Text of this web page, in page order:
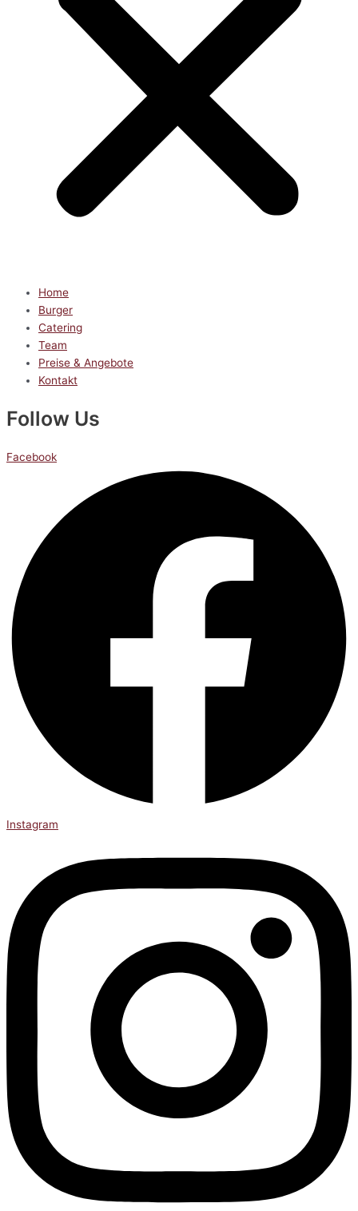
Home
Burger
Catering
Team
Preise & Angebote
Kontakt
Follow Us
Facebook
Instagram